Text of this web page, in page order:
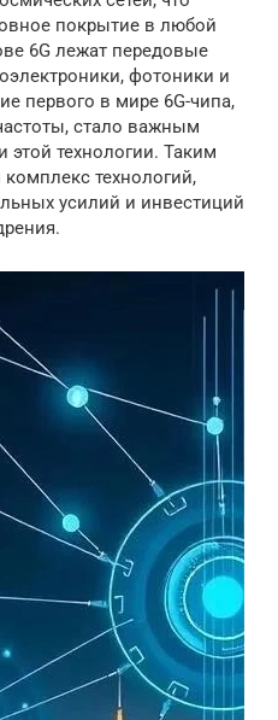
покрытие в любой
6G лежат передовые
фотоники и
первого в мире 6G-чипа,
стало важным
этой технологии. Таким
технологий,
усилий и инвестиций